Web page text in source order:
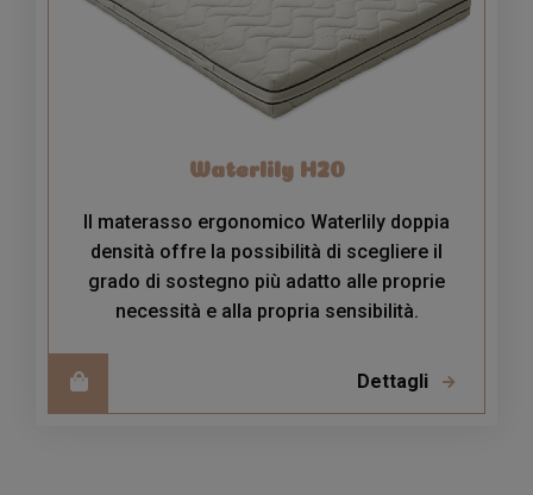
Waterlily H20
Il materasso ergonomico Waterlily doppia
densità offre la possibilità di scegliere il
grado di sostegno più adatto alle proprie
necessità e alla propria sensibilità.
Dettagli